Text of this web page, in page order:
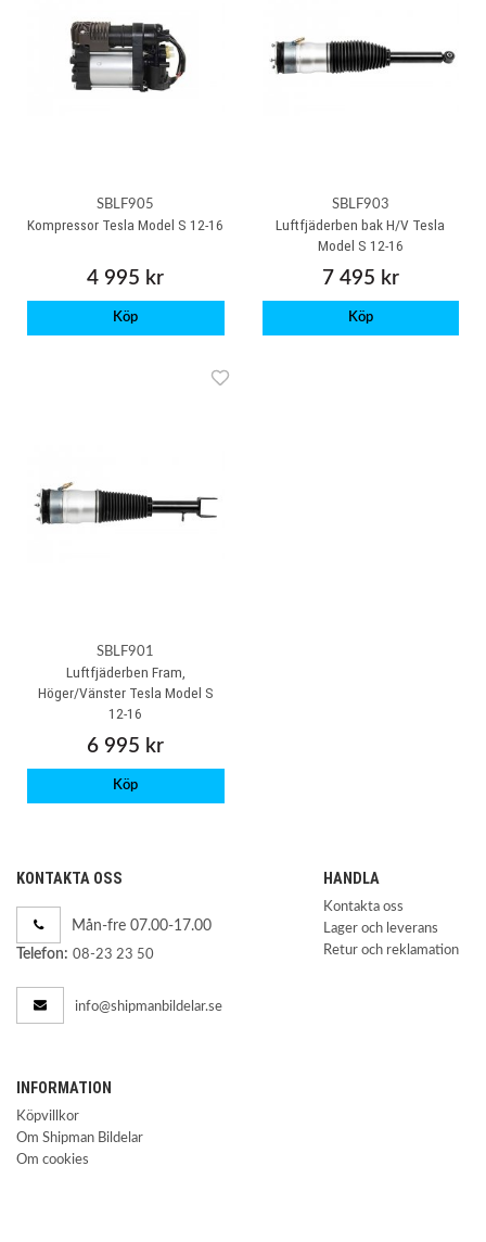
SBLF905
Kompressor Tesla Model S 12-16
4 995 kr
Köp
SBLF903
Luftfjäderben bak H/V Tesla
Model S 12-16
7 495 kr
Köp
SBLF901
Luftfjäderben Fram,
Höger/Vänster Tesla Model S
12-16
6 995 kr
Köp
KONTAKTA OSS
Mån-fre 07.00-17.00
Telefon: 08-23 23 50
info@shipmanbildelar.se
HANDLA
Kontakta oss
Lager och leverans
Retur och reklamation
INFORMATION
Köpvillkor
Om Shipman Bildelar
Om cookies